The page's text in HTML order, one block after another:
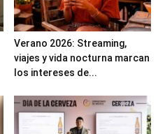
Verano 2026: Streaming,
viajes y vida nocturna marcan
los intereses de...